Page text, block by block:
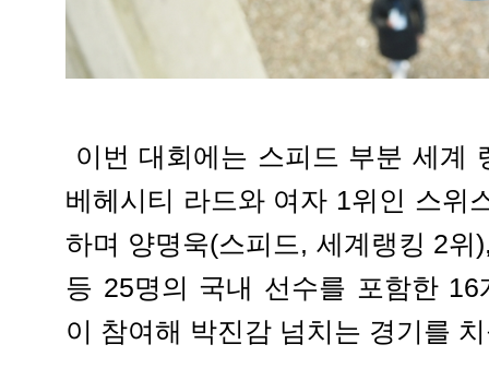
이번 대회에는 스피드 부분 세계
베헤시티 라드와 여자 1위인 스위
하며 양명욱(스피드, 세계랭킹 2
등 25명의 국내 선수를 포함한
이 참여해 박진감 넘치는 경기를